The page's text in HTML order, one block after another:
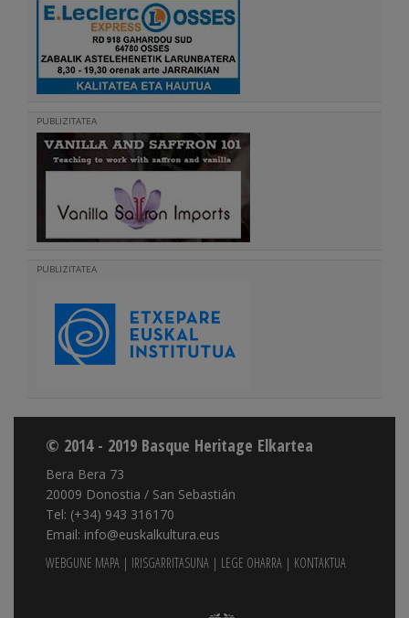
PUBLIZITATEA
PUBLIZITATEA
© 2014 - 2019 Basque Heritage Elkartea
Bera Bera 73
20009 Donostia / San Sebastián
Tel: (+34) 943 316170
Email: info@euskalkultura.eus
WEBGUNE MAPA | IRISGARRITASUNA | LEGE OHARRA | KONTAKTUA